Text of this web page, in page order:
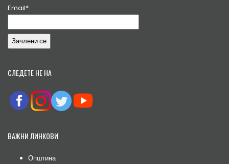
Email*
СЛЕДЕТЕ НЕ НА
ВАЖНИ ЛИНКОВИ
Општина